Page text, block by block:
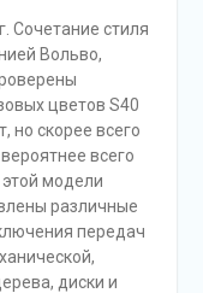
Cочетание стиля
Вольво,
цветов S40
но скорее всего
всего
модели
различные
передач
диски и